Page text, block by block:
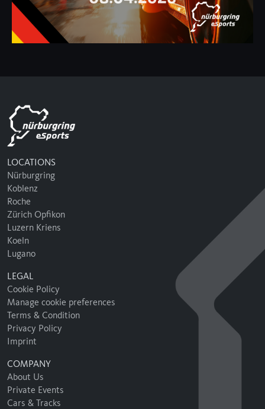
LOCATIONS
Nürburgring
Koblenz
Roche
Zürich Opfikon
Luzern Kriens
Koeln
Lugano
LEGAL
Cookie Policy
Manage cookie preferences
Terms & Condition
Privacy Policy
Imprint
COMPANY
About Us
Private Events
Cars & Tracks